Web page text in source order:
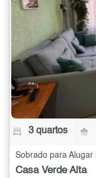
3 quartos
Casa Verde Alta